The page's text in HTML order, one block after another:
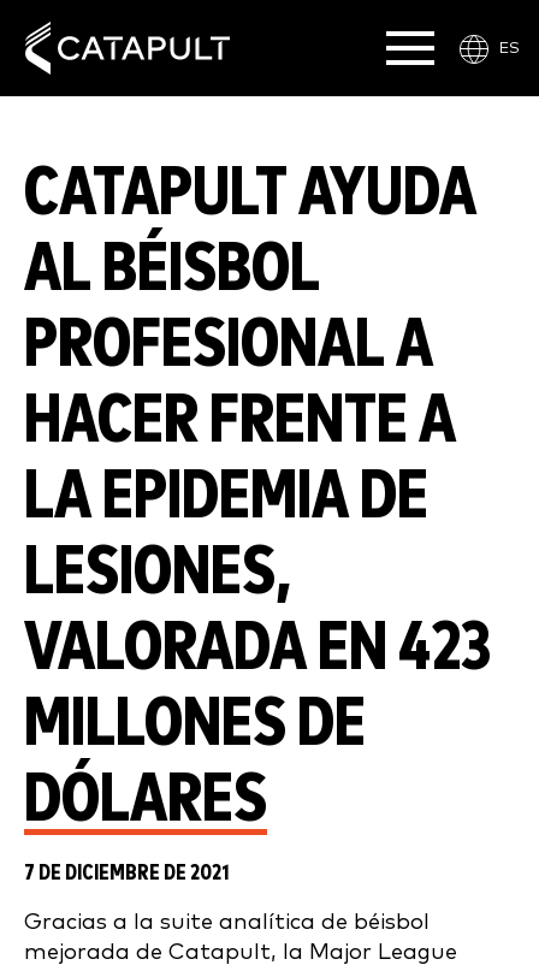
ES
CATAPULT AYUDA
AL BÉISBOL
PROFESIONAL A
HACER FRENTE A
LA EPIDEMIA DE
LESIONES,
VALORADA EN 423
MILLONES DE
DÓLARES
7 DE DICIEMBRE DE 2021
Gracias a la suite analítica de béisbol
mejorada de Catapult, la Major League